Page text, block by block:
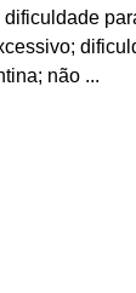
não ...